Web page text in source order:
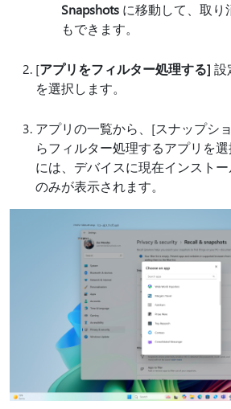
Snapshots に移動して、取り
もできます。
[アプリをフィルター処理する] 設
を選択します。
アプリの一覧から、[スナップシ
らフィルター処理するアプリを
には、デバイスに現在インスト
のみが表示されます。